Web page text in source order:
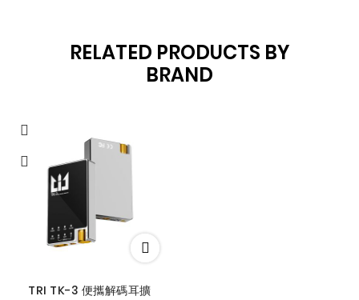
RELATED PRODUCTS BY
BRAND
TRI TK-3 便攜解碼耳擴